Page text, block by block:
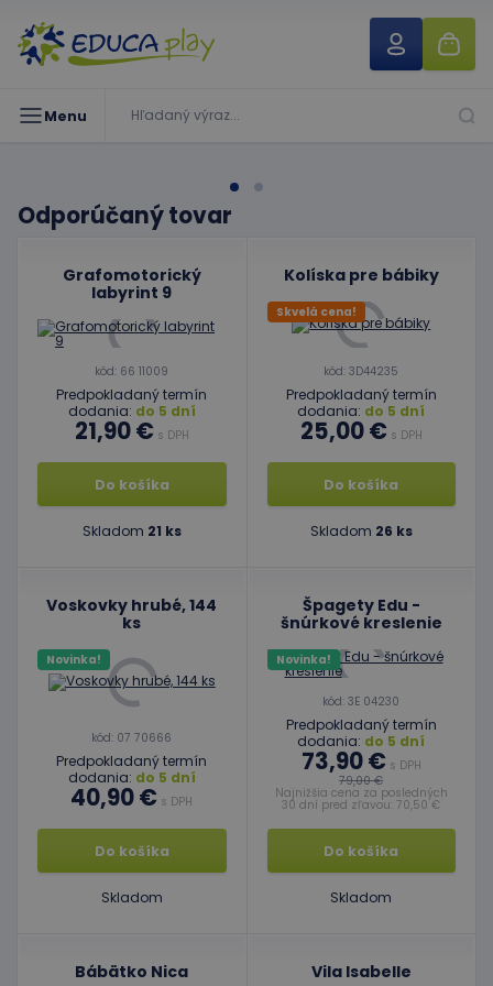
Menu
Odporúčaný tovar
Grafomotorický
labyrint 9
kód: 66 11009
Predpokladaný termín
dodania: do 5 dní
21,90 € s DPH
Do košíka
Skladom 21 ks
Kolíska pre bábiky
Skvelá cena!
kód: 3D44235
Predpokladaný termín
dodania: do 5 dní
25,00 € s DPH
Do košíka
Skladom 26 ks
Voskovky hrubé, 144
ks
Novinka!
kód: 07 70666
Predpokladaný termín
dodania: do 5 dní
40,90 € s DPH
Do košíka
Skladom
Špagety Edu -
šnúrkové kreslenie
Novinka!
kód: 3E 04230
Predpokladaný termín
dodania: do 5 dní
73,90 € s DPH
79,00 €
Najnižšia cena za posledných
30 dní pred zľavou: 70,50 €
Do košíka
Skladom
Bábätko Nica Vila Isabelle